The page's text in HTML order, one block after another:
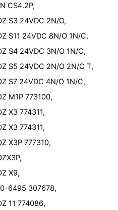
CS4.2P,
S3 24VDC 2N/O,
S11 24VDC 8N/O 1N/C,
S4 24VDC 3N/O 1N/C,
S5 24VDC 2N/O 2N/C T,
S7 24VDC 4N/O 1N/C,
M1P 773100,
X3 774311,
X3 774311,
X3P 777310,
X9,
6495 307678,
11 774086,